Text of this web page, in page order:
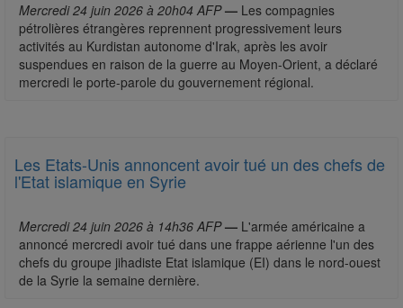
Mercredi 24 juin 2026 à 20h04 AFP — Les compagnies
pétrolières étrangères reprennent progressivement leurs
activités au Kurdistan autonome d'Irak, après les avoir
suspendues en raison de la guerre au Moyen-Orient, a déclaré
mercredi le porte-parole du gouvernement régional.
Les Etats-Unis annoncent avoir tué un des chefs de
l'Etat islamique en Syrie
Mercredi 24 juin 2026 à 14h36 AFP — L'armée américaine a
annoncé mercredi avoir tué dans une frappe aérienne l'un des
chefs du groupe jihadiste Etat islamique (EI) dans le nord-ouest
de la Syrie la semaine dernière.